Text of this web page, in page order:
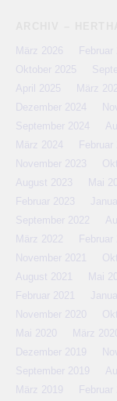
März 2026 Februar
Oktober 2025
April 2025
März
Dezember 2024
September 2024
März 2024
Februar
November 2023
August 2023
Mai
Februar 2023
September 2022
März 2022
Februar
November 2021
August 2021
Mai
Februar 2021
November 2020
Mai 2020
März
Dezember 2019
September 2019
März 2019
Februar